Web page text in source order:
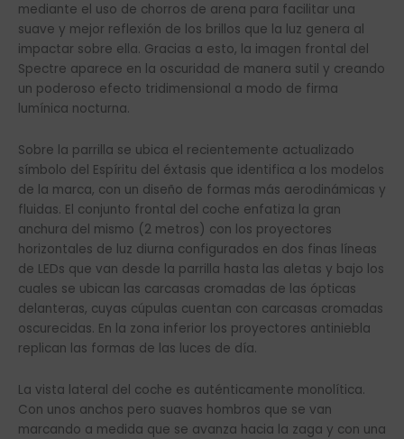
mediante el uso de chorros de arena para facilitar una
suave y mejor reflexión de los brillos que la luz genera al
impactar sobre ella. Gracias a esto, la imagen frontal del
Spectre aparece en la oscuridad de manera sutil y creando
un poderoso efecto tridimensional a modo de firma
lumínica nocturna.
Sobre la parrilla se ubica el recientemente actualizado
símbolo del Espíritu del éxtasis que identifica a los modelos
de la marca, con un diseño de formas más aerodinámicas y
fluidas. El conjunto frontal del coche enfatiza la gran
anchura del mismo (2 metros) con los proyectores
horizontales de luz diurna configurados en dos finas líneas
de LEDs que van desde la parrilla hasta las aletas y bajo los
cuales se ubican las carcasas cromadas de las ópticas
delanteras, cuyas cúpulas cuentan con carcasas cromadas
oscurecidas. En la zona inferior los proyectores antiniebla
replican las formas de las luces de día.
La vista lateral del coche es auténticamente monolítica.
Con unos anchos pero suaves hombros que se van
marcando a medida que se avanza hacia la zaga y con una